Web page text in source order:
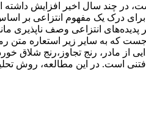
در چند سال اخیر افزایش
برای درک یک مفهوم انتزاعی بر
پدیده‌‌‌‌‌‌‌‌‌‌های انتزاعی وصف
که به سایر زیر استعاره متن
از مادر، رنج تجاوز،رنج شلاق
است. در این مطالعه، روش